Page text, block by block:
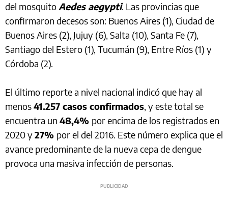
del mosquito Aedes aegypti. Las provincias que
confirmaron decesos son: Buenos Aires (1), Ciudad de
Buenos Aires (2), Jujuy (6), Salta (10), Santa Fe (7),
Santiago del Estero (1), Tucumán (9), Entre Ríos (1) y
Córdoba (2).
El último reporte a nivel nacional indicó que hay al
menos41.257 casos confirmados, y este total se
encuentra un 48,4% por encima de los registrados en
2020 y27% por el del 2016. Este número explica que el
avance predominante de la nueva cepa de dengue
provoca una masiva infección de personas.